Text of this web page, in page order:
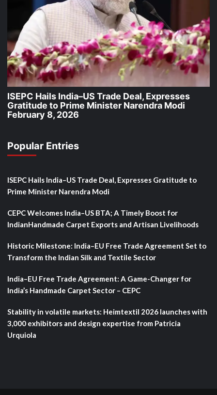
ISEPC Hails India–US Trade Deal, Expresses
Gratitude to Prime Minister Narendra Modi
February 8, 2026
Popular Entries
ISEPC Hails India–US Trade Deal, Expresses Gratitude to
Prime Minister Narendra Modi
CEPC Welcomes India–US BTA; A Timely Boost for
IndianHandmade Carpet Exports and Artisan Livelihoods
Historic Milestone: India–EU Free Trade Agreement Set to
Transform the Indian Silk and Textile Sector
India–EU Free Trade Agreement: A Game-Changer for
India’s Handmade Carpet Sector – CEPC
Stability in volatile markets: Heimtextil 2026 launches with
3,000 exhibitors and design expertise from Patricia
Urquiola